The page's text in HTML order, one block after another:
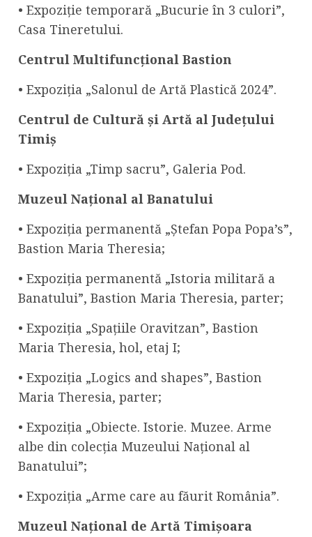
• Expoziție temporară „Bucurie în 3 culori”,
Casa Tineretului.
Centrul Multifuncțional Bastion
• Expoziția „Salonul de Artă Plastică 2024”.
Centrul de Cultură și Artă al Județului
Timiș
• Expoziția „Timp sacru”, Galeria Pod.
Muzeul Național al Banatului
• Expoziția permanentă „Ștefan Popa Popa’s”,
Bastion Maria Theresia;
• Expoziția permanentă „Istoria militară a
Banatului”, Bastion Maria Theresia, parter;
• Expoziția „Spațiile Oravitzan”, Bastion
Maria Theresia, hol, etaj I;
• Expoziția „Logics and shapes”, Bastion
Maria Theresia, parter;
• Expoziția „Obiecte. Istorie. Muzee. Arme
albe din colecția Muzeului Național al
Banatului”;
• Expoziția „Arme care au făurit România”.
Muzeul Național de Artă Timișoara